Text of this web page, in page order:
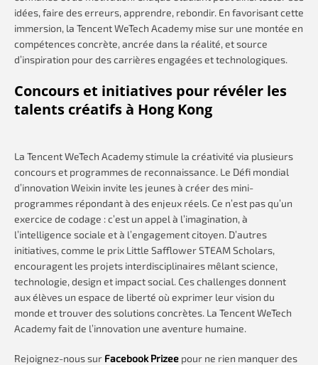
idées, faire des erreurs, apprendre, rebondir. En favorisant cette
immersion, la Tencent WeTech Academy mise sur une montée en
compétences concrète, ancrée dans la réalité, et source
d’inspiration pour des carrières engagées et technologiques.
Concours et initiatives pour révéler les
talents créatifs à Hong Kong
La Tencent WeTech Academy stimule la créativité via plusieurs
concours et programmes de reconnaissance. Le Défi mondial
d’innovation Weixin invite les jeunes à créer des mini-
programmes répondant à des enjeux réels. Ce n’est pas qu’un
exercice de codage : c’est un appel à l’imagination, à
l’intelligence sociale et à l’engagement citoyen. D’autres
initiatives, comme le prix Little Safflower STEAM Scholars,
encouragent les projets interdisciplinaires mêlant science,
technologie, design et impact social. Ces challenges donnent
aux élèves un espace de liberté où exprimer leur vision du
monde et trouver des solutions concrètes. La Tencent WeTech
Academy fait de l’innovation une aventure humaine.
Rejoignez-nous sur Facebook Prizee pour ne rien manquer des